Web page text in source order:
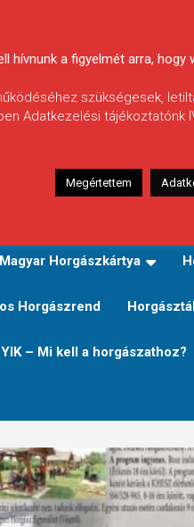
Magyar Horgászkártya
Horgászrend
– Mi kell a horgászathoz?
hívnunk a figyelmét arra,
szükségesek,
Adatkezelési tájékoztatónk
Megértettem